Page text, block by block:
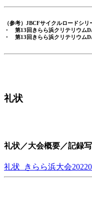
（参考）JBCFサイクルロードシ
・ 第13回きらら浜クリテリウ
・ 第13回きらら浜クリテリウ
礼状
礼状／大会概要／記録
礼状_きらら浜大会